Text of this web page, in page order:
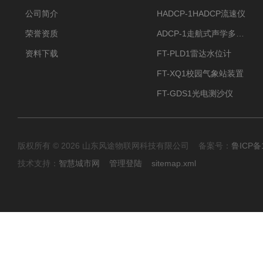
公司简介
荣誉资质
资料下载
HADCP-1HADCP流速仪
FT-PLD1雷达水位计
FT-XQ1校园气象站装置
FT-GDS1光电测沙仪
版权所有 © 2026 山东风途物联网科技有限公司 备案号： 鲁ICP
技术支持： 智慧城市网 管理登陆 sitemap.xml